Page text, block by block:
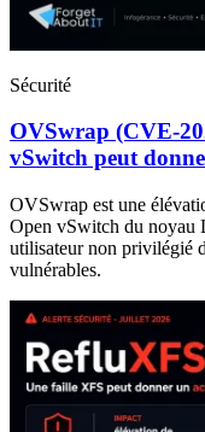
Sécurité
OVSwrap (CVE-
vSwitch peut
OVSwrap est une
Open vSwitch du noyau
utilisateur non privilégié
vulnérables.